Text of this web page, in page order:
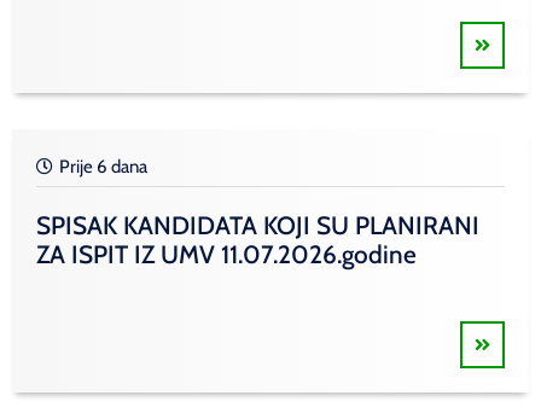
Prije 6 dana
SPISAK KANDIDATA KOJI SU PLANIRANI
ZA ISPIT IZ UMV 11.07.2026.godine